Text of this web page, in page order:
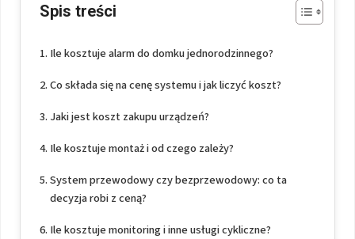
Spis treści
Ile kosztuje alarm do domku jednorodzinnego?
Co składa się na cenę systemu i jak liczyć koszt?
Jaki jest koszt zakupu urządzeń?
Ile kosztuje montaż i od czego zależy?
System przewodowy czy bezprzewodowy: co ta
decyzja robi z ceną?
Ile kosztuje monitoring i inne usługi cykliczne?